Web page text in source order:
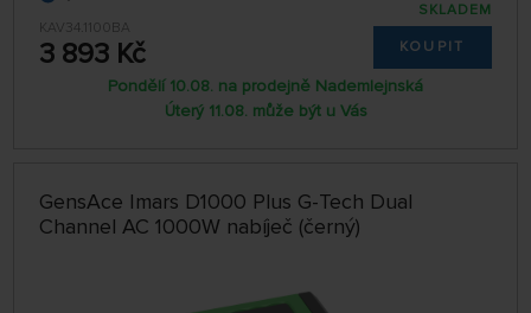
KAV34.1100BA
3 893 Kč
SKLADEM
KOUPIT
Pondělí 10.08. na prodejně Nademlejnská
Úterý 11.08. může být u Vás
GensAce Imars D1000 Plus G-Tech Dual
Channel AC 1000W nabíječ (černý)